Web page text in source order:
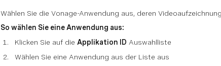
Wählen Sie die Vonage-Anwendung aus, deren
So wählen Sie eine Anwendung aus:
Klicken Sie auf die Applikation ID Auswahlliste
Wählen Sie eine Anwendung aus der Liste aus